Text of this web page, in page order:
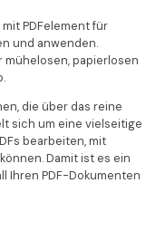
PDFelement für
und anwenden.
papierlosen
die über das reine
sich um eine vielseitige
bearbeiten, mit
Damit ist es ein
Ihren PDF-Dokumenten